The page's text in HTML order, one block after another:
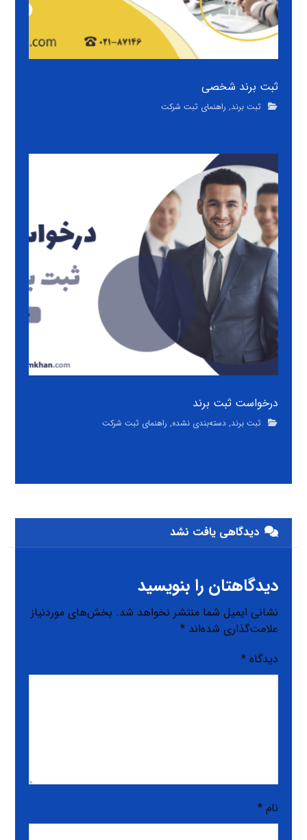
ثبت برند شخصی
ثبت برند, راهنمای ثبت شرکت
درخواست ثبت برند
ثبت برند,دسته‌بندی نشده, راهنمای ثبت شرکت
دیدگاهی یافت نشد
دیدگاهتان را بنویسید
نشانی ایمیل شما منتشر نخواهد شد. بخش‌های موردنیاز
علامت‌گذاری شده‌اند*
دیدگاه*
نام*